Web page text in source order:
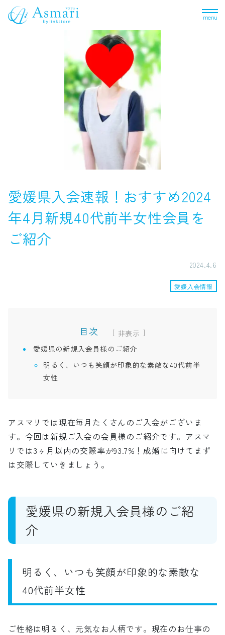
menu
愛媛県入会速報！おすすめ2024
年4月新規40代前半女性会員を
ご紹介
2024.4.6
愛媛入会情報
目次 [
]
愛媛県の新規入会員様のご紹介
明るく、いつも笑顔が印象的な素敵な40代前半
女性
アスマリでは現在毎月たくさんのご入会がございま
す。今回は新規ご入会の会員様のご紹介です。アスマ
リでは3ヶ月以内の交際率が93.7%！成婚に向けてまず
は交際していきましょう。
愛媛県の新規入会員様のご紹
介
明るく、いつも笑顔が印象的な素敵な
40代前半女性
ご性格は明るく、元気なお人柄です。現在のお仕事の